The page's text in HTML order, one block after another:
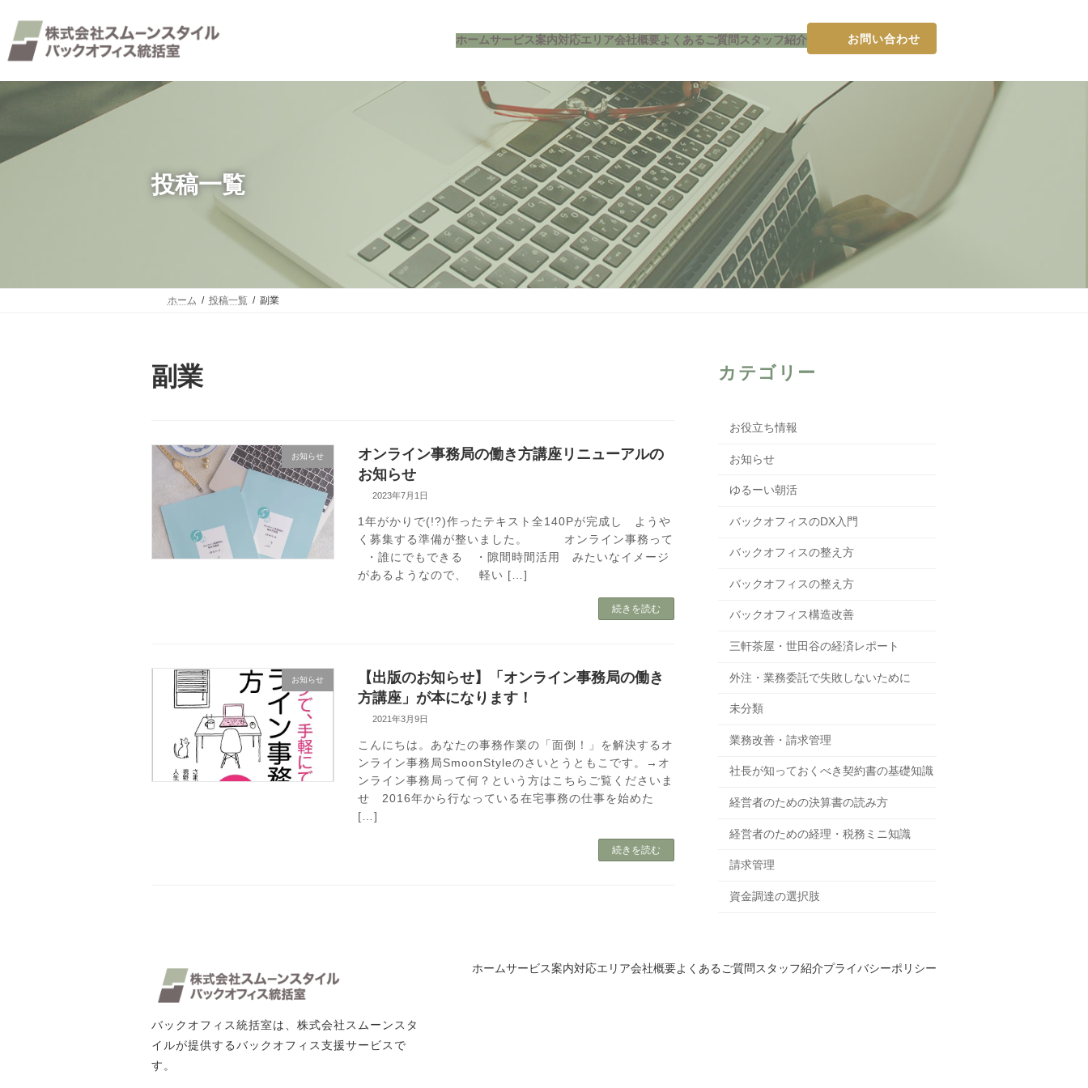
ン
プ
ー
動
ホームサービス案内対応エリア会社概要よくあるご質問 スタッフ紹介 お問い合わせ
投稿一覧
ホーム 投稿一覧 副業
副業
お知らせ
オンライン事務局の働き方講座リニューアルの
お知らせ
2023年7月1日
1年がかりで(!?)作ったテキスト全140Pが完成し ようや
く募集する準備が整いました。 オンライン事務って
・誰にでもできる ・隙間時間活用 みたいなイメージ
があるようなので、 軽い […]
続きを読む
お知らせ
【出版のお知らせ】「オンライン事務局の働き
方講座」が本になります！
2021年3月9日
こんにちは。あなたの事務作業の「面倒！」を解決するオ
ンライン事務局SmoonStyleのさいとうともこです。→オ
ンライン事務局って何？という方はこちらご覧くださいま
せ 2016年から行なっている在宅事務の仕事を始めた
[…]
続きを読む
カテゴリー
お役立ち情報
お知らせ
ゆるーい朝活
バックオフィスのDX入門
バックオフィスの整え方
バックオフィスの整え方
バックオフィス構造改善
三軒茶屋・世田谷の経済レポート
外注・業務委託で失敗しないために
未分類
業務改善・請求管理
社長が知っておくべき契約書の基礎知識
経営者のための決算書の読み方
経営者のための経理・税務ミニ知識
請求管理
資金調達の選択肢
バックオフィス統括室は、株式会社スムーンスタ
イルが提供するバックオフィス支援サービスで
す。
ホームサービス案内対応エリア会社概要よくあるご質問 スタッフ紹介プライバシーポリシー